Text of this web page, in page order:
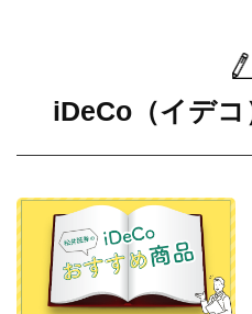
iDeCo（イデ